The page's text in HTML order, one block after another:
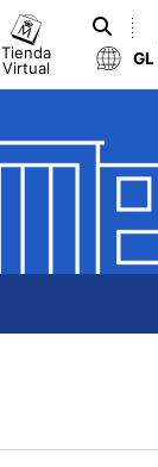
Tienda
Virtual
GL